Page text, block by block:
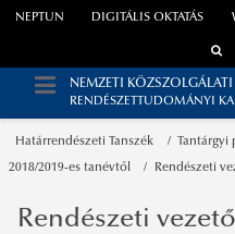
NEPTUN DIGITÁLIS OKTATÁS
NEMZETI KÖZSZOLGÁLATI
RENDÉSZETTUDOMÁNYI
Határrendészeti Tanszék
2018/2019-es tanévtől Rendészeti
Rendészeti